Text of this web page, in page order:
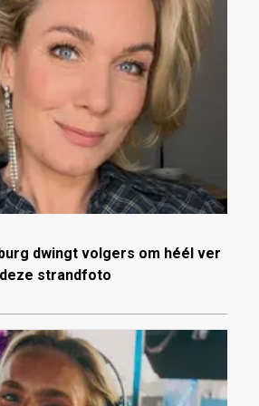
dwingt volgers om héél ver
strandfoto